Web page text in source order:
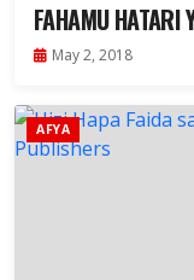
FAHAMU HATARI
May 2, 2018
AFYA